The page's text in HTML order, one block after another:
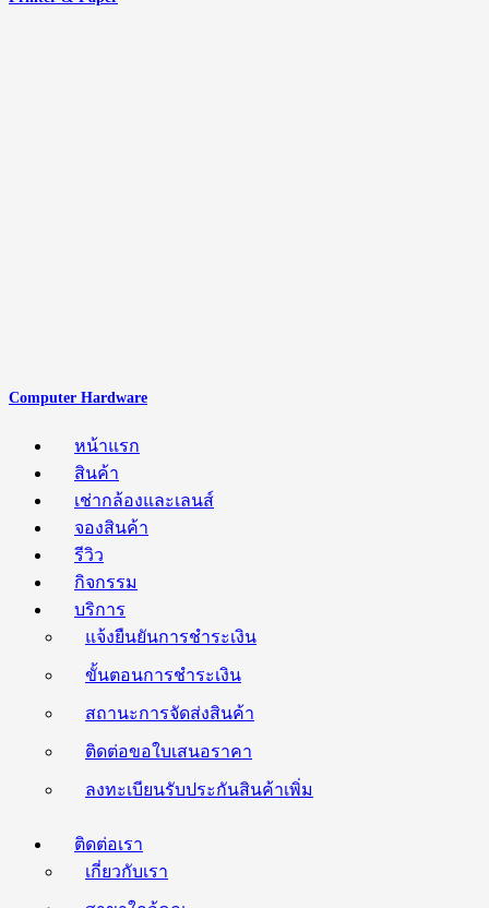
Computer Hardware
หน้าแรก
สินค้า
เช่ากล้องและเลนส์
จองสินค้า
รีวิว
กิจกรรม
บริการ
แจ้งยืนยันการชำระเงิน
ขั้นตอนการชำระเงิน
สถานะการจัดส่งสินค้า
ติดต่อขอใบเสนอราคา
ลงทะเบียนรับประกันสินค้าเพิ่ม
ติดต่อเรา
เกี่ยวกับเรา